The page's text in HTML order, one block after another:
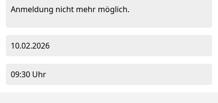
Anmeldung nicht mehr möglich.
10.02.2026
09:30 Uhr